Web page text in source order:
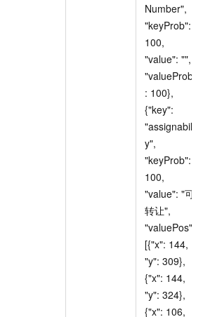
Number",
"keyProb":
100,
"value": "",
"valueProb"
: 100},
{"key":
"assignabilit
y",
"keyProb":
100,
"value": "可
转让",
"valuePos":
[{"x": 144,
"y": 309},
{"x": 144,
"y": 324},
{"x": 106,